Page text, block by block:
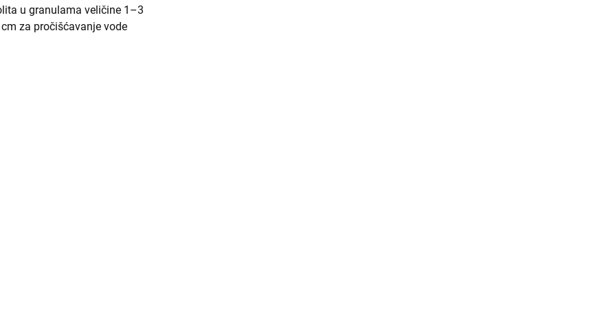
otopinama kako bi oslobodio zarobljene tvari, čime se obnavljaju njegova izvorna svojstva. Ova
troškove u usporedbi s jednokratnim adsorbensima. Struktura zeolita ostaje netaknuta kroz više
utjecaja na okoliš u industrijskim i komercijalnim primjenama.
i ekosustave. Za razliku od sintetskih adsorbensa koji mogu lužiti toksine, zeolit se raspada na bezopasne
zeolit omiljenim izborom za ekološki svjesne industrije, uključujući poljoprivredu, obradu vode i zelenu
u granulama veličine 1–3
cm za pročišćavanje vode